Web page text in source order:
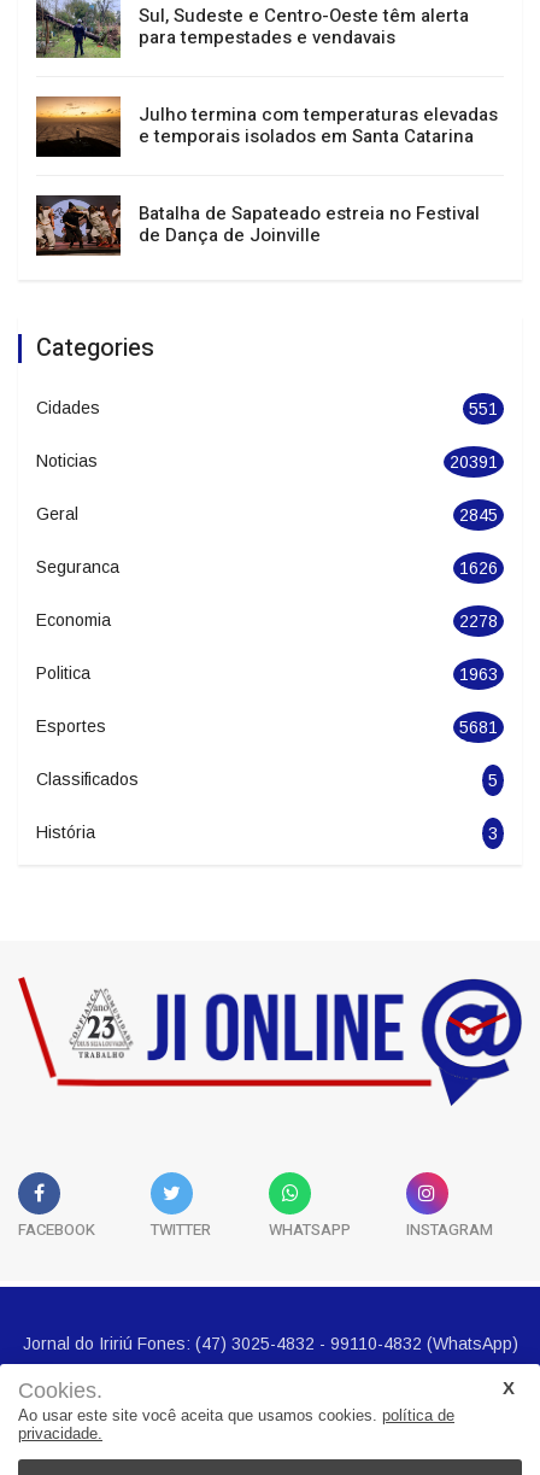
Cookies.
Ao usar este site você aceita que usamos cookies. política de
privacidade.
Sul, Sudeste e Centro-Oeste têm alerta
para tempestades e vendavais
Julho termina com temperaturas elevadas
e temporais isolados em Santa Catarina
Batalha de Sapateado estreia no Festival
de Dança de Joinville
Categories
Cidades 551
Noticias 20391
Geral 2845
Seguranca 1626
Economia 2278
Politica 1963
Esportes 5681
Classificados 5
História 3
FACEBOOK TWITTER WHATSAPP INSTAGRAM
Jornal do Iririú Fones: (47) 3025-4832 - 99110-4832 (WhatsApp)
Cidades